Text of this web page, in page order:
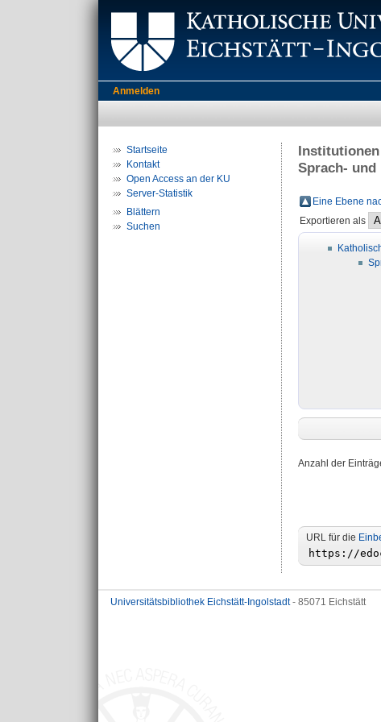
Anmelden
Startseite
Kontakt
Open Access an der KU
Server-Statistik
Blättern
Suchen
Sprach-
Eine Ebene
Exportieren als
Anzahl der
URL für die
Universitätsbibliothek Eichstätt-Ingolstadt- 85071 Eichstätt